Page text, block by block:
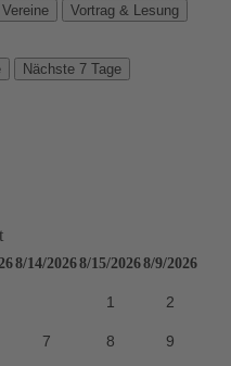
Vereine
Vortrag & Lesung
Nächste 7 Tage